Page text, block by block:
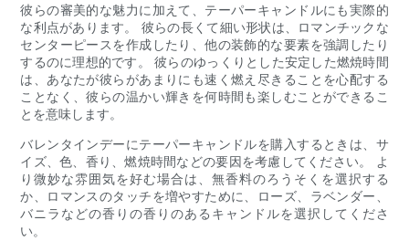
彼らの審美的な魅力に加えて、テーパーキャンドルにも実際的
な利点があります。 彼らの長くて細い形状は、ロマンチックな
センターピースを作成したり、他の装飾的な要素を強調したり
するのに理想的です。 彼らのゆっくりとした安定した燃焼時間
は、あなたが彼らがあまりにも速く燃え尽きることを心配する
ことなく、彼らの温かい輝きを何時間も楽しむことができるこ
とを意味します。
バレンタインデーにテーパーキャンドルを購入するときは、サ
イズ、色、香り、燃焼時間などの要因を考慮してください。 よ
り微妙な雰囲気を好む場合は、無香料のろうそくを選択する
か、ロマンスのタッチを増やすために、ローズ、ラベンダー、
バニラなどの香りの香りのあるキャンドルを選択してくださ
い。